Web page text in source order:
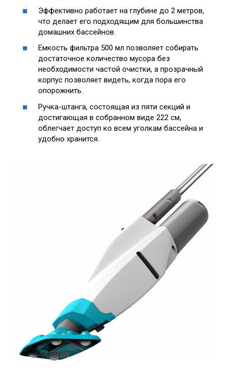
Эффективно работает на глубине до 2 метров,
что делает его подходящим для большинства
домашних бассейнов.
Емкость фильтра 500 мл позволяет собирать
достаточное количество мусора без
необходимости частой очистки, а прозрачный
корпус позволяет видеть, когда пора его
опорожнить.
Ручка-штанга, состоящая из пяти секций и
достигающая в собранном виде 222 см,
облегчает доступ ко всем уголкам бассейна и
удобно хранится.